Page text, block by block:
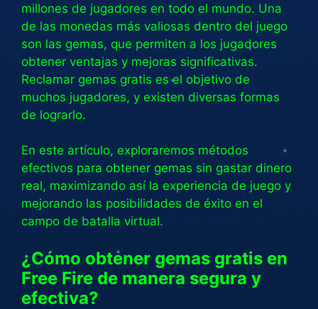
millones de jugadores en todo el mundo. Una
de las monedas más valiosas dentro del juego
son las gemas, que permiten a los jugadores
obtener ventajas y mejoras significativas.
Reclamar gemas gratis es el objetivo de
muchos jugadores, y existen diversas formas
de lograrlo.
En este artículo, exploraremos métodos
efectivos para obtener gemas sin gastar dinero
real, maximizando así la experiencia de juego y
mejorando las posibilidades de éxito en el
campo de batalla virtual.
¿Cómo obtener gemas gratis en
Free Fire de manera segura y
efectiva?